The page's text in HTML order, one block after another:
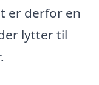
er derfor en
lytter til